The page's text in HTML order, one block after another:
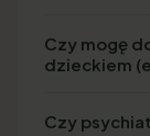
Czy mogę
dzieckiem
Czy